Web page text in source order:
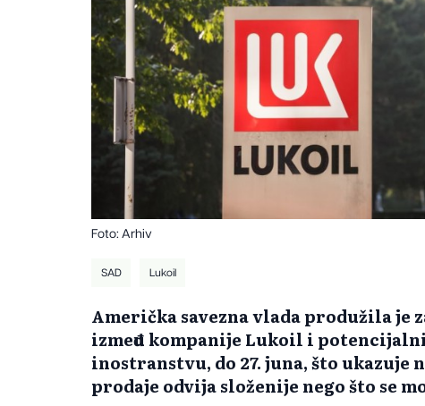
Foto: Arhiv
SAD Lukoil
Američka savezna vlada produžila je
između kompanije Lukoil i
inostranstvu, do 27. juna, što ukazuje
prodaje odvija složenije nego što se